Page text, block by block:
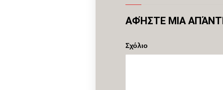
ΑΦΉΣΤΕ ΜΙΑ
Σχόλιο